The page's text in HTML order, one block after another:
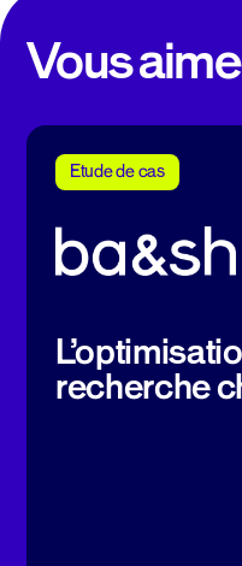
Vous
Etude de cas
recherche